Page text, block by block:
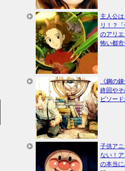
主人公
リ！？
のアリ
怖い都
《鋼の
終回や
ピソード
子供アニ
ない！
の本当